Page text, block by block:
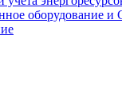
оборудование и